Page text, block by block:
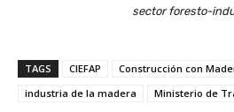
sector foresto-
TAGS CIEFAP
Construcción con
industria de la madera
Ministerio de